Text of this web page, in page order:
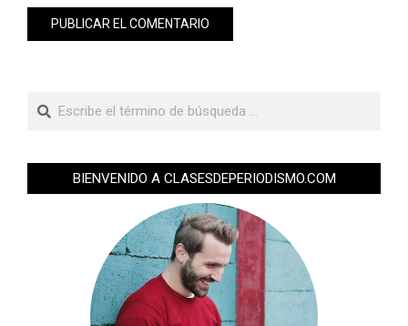
BIENVENIDO A CLASESDEPERIODISMO.COM